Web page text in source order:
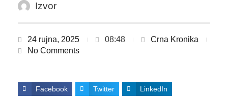
Izvor
24 rujna, 2025 08:48
Crna Kronika
No Comments
Facebook Twitter LinkedIn